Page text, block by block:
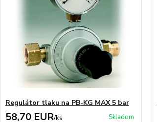
Regulátor tlaku na PB-KG MAX 5 bar
58,70 EUR/ks Skladom